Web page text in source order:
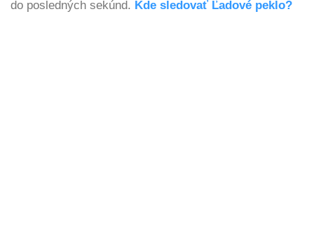
do posledných sekúnd. Kde sledovať Ľadové peklo?